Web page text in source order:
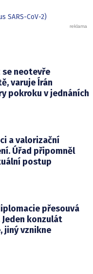
SARS-CoV-2)
se neotevře
varuje Írán
pokroku v jednáních
a valorizační
Úřad připomněl
postup
přesouvá
Jeden konzulát
jiný vznikne